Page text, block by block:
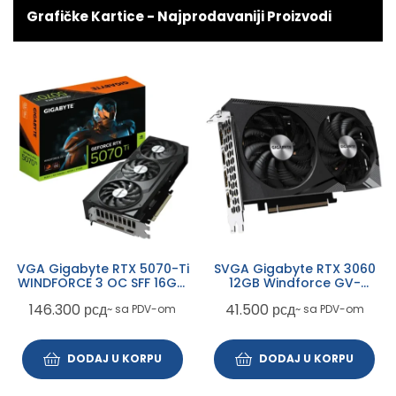
Grafičke Kartice - Najprodavaniji Proizvodi
SVGA Gigabyte RTX 3060
12GB Windforce GV-
41.500 рсд~ sa PDV-om
DODAJ U KORPU
VGA Gigabyte RTX 5080
WindForce3 OC 16GB, GV-
189.500рсд~ sa PDV-om
DODAJ U KORPU